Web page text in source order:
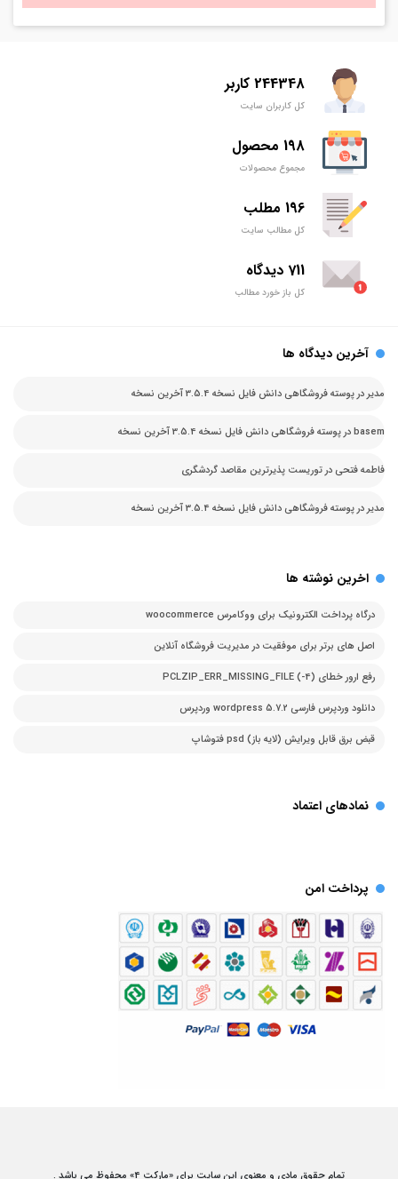
244348 کاربر
کل کاربران سایت
198 محصول
مجموع محصولات
196 مطلب
کل مطالب سایت
711 دیدگاه
کل باز خورد مطالب
آخرین دیدگاه ها
مدیردرپوسته فروشگاهی دانش فایل نسخه 3.5.4 آخرین نسخه
basemدرپوسته فروشگاهی دانش فایل نسخه 3.5.4 آخرین نسخه
فاطمه فتحی درتوریست پذیرترین مقاصد گردشگری
مدیردرپوسته فروشگاهی دانش فایل نسخه 3.5.4 آخرین نسخه
اخرین نوشته ها
درگاه پرداخت الکترونیک برای ووکامرس woocommerce
اصل های برتر برای موفقیت در مدیریت فروشگاه آنلاین
رفع ارور خطای PCLZIP_ERR_MISSING_FILE (-4)
دانلود وردپرس فارسی 5.7.2 wordpress وردپرس
قبض برق قابل ویرایش (لایه باز) psd فتوشاپ
نمادهای اعتماد
پرداخت امن
تمام حقوق مادی و معنوی این سایت برای «مارکت 4» محفوظ می باشد .